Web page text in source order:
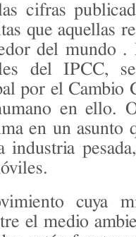
cifras
que aquellas
del mundo
del IPCC,
por el Cambio
en ello.
en un asunto
industria
cuya
el medio